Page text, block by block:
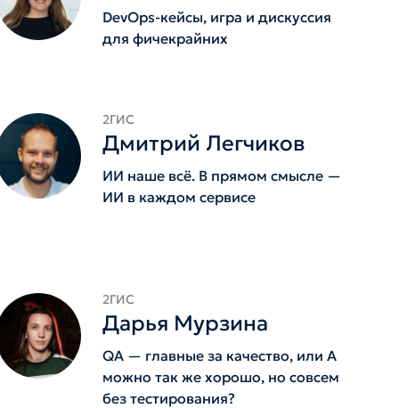
DevOps-кейсы, игра и дискуссия
для фичекрайних
2ГИС
Дмитрий Легчиков
ИИ наше всё. В прямом смысле —
ИИ в каждом сервисе
2ГИС
Дарья Мурзина
QA — главные за качество, или А
можно так же хорошо, но совсем
без тестирования?